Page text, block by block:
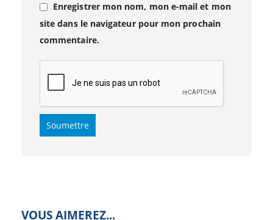
Enregistrer mon nom, mon e-mail et mon
site dans le navigateur pour mon prochain
commentaire.
VOUS AIMEREZ...